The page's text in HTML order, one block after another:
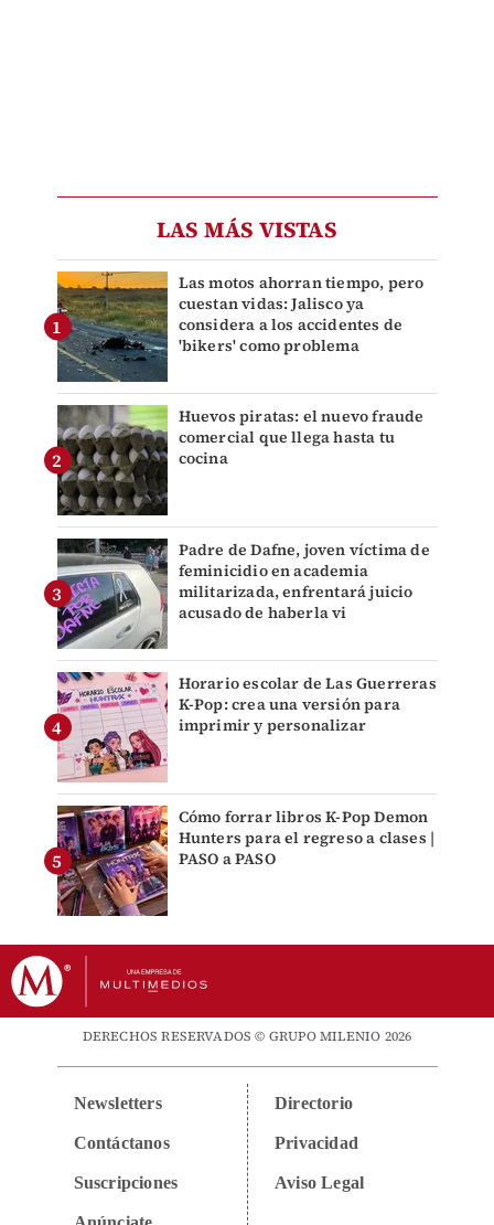
LAS MÁS VISTAS
Las motos ahorran tiempo, pero
cuestan vidas: Jalisco ya
considera a los accidentes de
'bikers' como problema
Huevos piratas: el nuevo fraude
comercial que llega hasta tu
cocina
Padre de Dafne, joven víctima de
feminicidio en academia
militarizada, enfrentará juicio
acusado de haberla vi
Horario escolar de Las Guerreras
K-Pop: crea una versión para
imprimir y personalizar
Cómo forrar libros K-Pop Demon
Hunters para el regreso a clases |
PASO a PASO
DERECHOS RESERVADOS © GRUPO MILENIO 2026
Newsletters
Contáctanos
Suscripciones
Directorio
Privacidad
Aviso Legal